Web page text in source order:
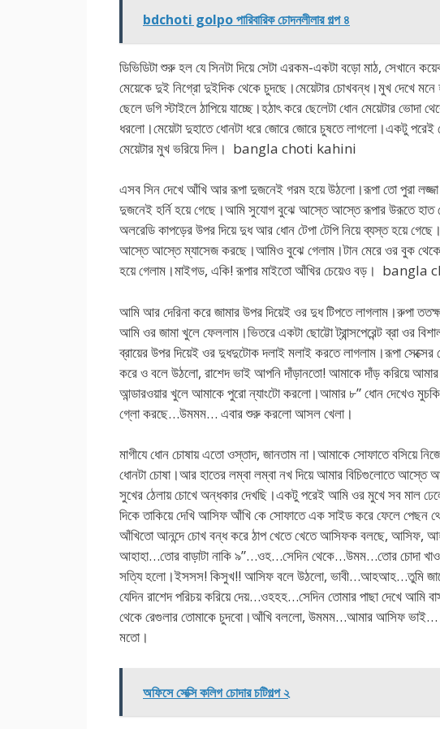
bdchoti golpo পারিবারিক চোদনলীলার গল্প ৪
ডিভিডিটা শুরু হল যে সিনটা দিয়ে সেটা এরকম-একটা বড়ো মাঠ, সেখানে
মেয়েকে দুই নিগ্রো দুইদিক থেকে চুদছে।মেয়েটার চোখবন্ধ।মুখ দেখে
ছেলে ডগি স্টাইলে ঠাপিয়ে যাচ্ছে।হঠাৎ করে ছেলেটা ধোন মেয়েটার ভোদা
ধরলো।মেয়েটা দুহাতে ধোনটা ধরে জোরে জোরে চুষতে লাগলো।একটু পরেই
মেয়েটার মুখ ভরিয়ে দিল। bangla choti kahini
এসব সিন দেখে আঁখি আর রূপা দুজনেই গরম হয়ে উঠলো।রূপা তো পুরা
দুজনেই হর্নি হয়ে গেছে।আমি সুযোগ বুঝে আস্তে আস্তে রূপার উরূতে
অলরেডি কাপড়ের উপর দিয়ে দুধ আর ধোন টেপা টেপি নিয়ে ব্যস্ত হয়ে
আস্তে আস্তে ম্যাসেজ করছে।আমিও বুঝে গেলাম।টান মেরে ওর বুক থেকে
হয়ে গেলাম।মাইগড, একি! রূপার মাইতো আঁখির চেয়েও বড়।
আমি আর দেরিনা করে জামার উপর দিয়েই ওর দুধ টিপতে লাগলাম।রুপা
আমি ওর জামা খুলে ফেললাম।ভিতরে একটা ছোট্টো ট্রান্সপেরেন্ট ব্রা ওর
ব্রায়ের উপর দিয়েই ওর দুধদুটোক দলাই মলাই করতে লাগলাম।রূপা
করে ও বলে উঠলো, রাশেদ ভাই আপনি দাঁড়ানতো! আমাকে দাঁড় করিয়ে
আন্ডারওয়ার খুলে আমাকে পুরো ন্যাংটো করলো।আমার ৮” ধোন দেখেও
গ্লো করছে…উমমম… এবার শুরু করলো আসল খেলা।
মাগীযে ধোন চোষায় এতো ওস্তাদ, জানতাম না।আমাকে সোফাতে বসিয়ে
ধোনটা চোষা।আর হাতের লম্বা লম্বা নখ দিয়ে আমার বিচিগুলোতে
সুখের ঠেলায় চোখে অন্ধকার দেখছি।একটু পরেই আমি ওর মুখে সব মাল
দিকে তাকিয়ে দেখি আসিফ আঁখি কে সোফাতে এক সাইড করে ফেলে পেছন
আঁখিতো আনন্দে চোখ বন্ধ করে ঠাপ খেতে খেতে আসিফক বলছে, আসিফ,
আহাহা…তোর বাড়াটা নাকি ৯”…ওহ…সেদিন থেকে…উমম…তোর চোদা
সত্যি হলো।ইসসস! কিসুখ!! আসিফ বলে উঠলো, ভাবী…আহআহ…তুমি জানো
যেদিন রাশেদ পরিচয় করিয়ে দেয়…ওহহহ…সেদিন তোমার পাছা দেখে আমি
থেকে রেগুলার তোমাকে চুদবো।আঁখি বললো, উমমম…আমার আসিফ ভাই…
মতো।
অফিসে সেক্সি কলিগ চোদার চটিগল্প ২